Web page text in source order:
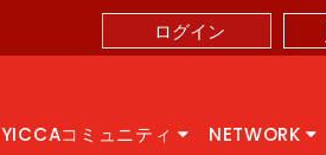
ログイン
YICCAコミュニティ NETWORK